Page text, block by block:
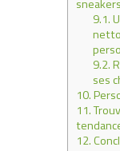
9.1.
9.2.
ses
10.
11.
12.